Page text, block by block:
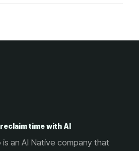
time with AI
is an AI Native company that